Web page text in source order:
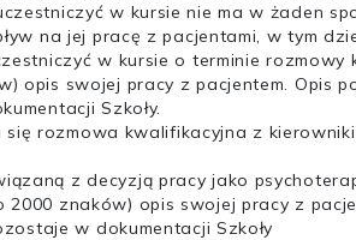
w kursie nie ma w żaden
na jej pracę z pacjentami, w tym
w kursie o terminie rozmowy
opis swojej pracy z pacjentem. Opis
Szkoły.
rozmowa kwalifikacyjna z
z decyzją pracy jako
znaków) opis swojej pracy z
w dokumentacji Szkoły